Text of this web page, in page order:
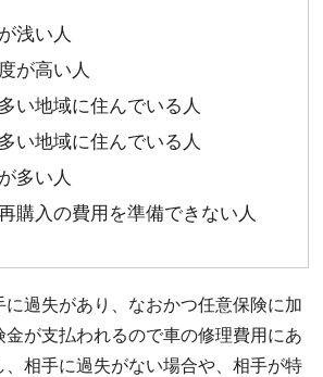
浅い人
が高い人
い地域に住んでいる人
い地域に住んでいる人
多い人
購入の費用を準備できない人
過失があり、なおかつ任意保険に加
金が支払われるので車の修理費用にあ
、相手に過失がない場合や、相手が特